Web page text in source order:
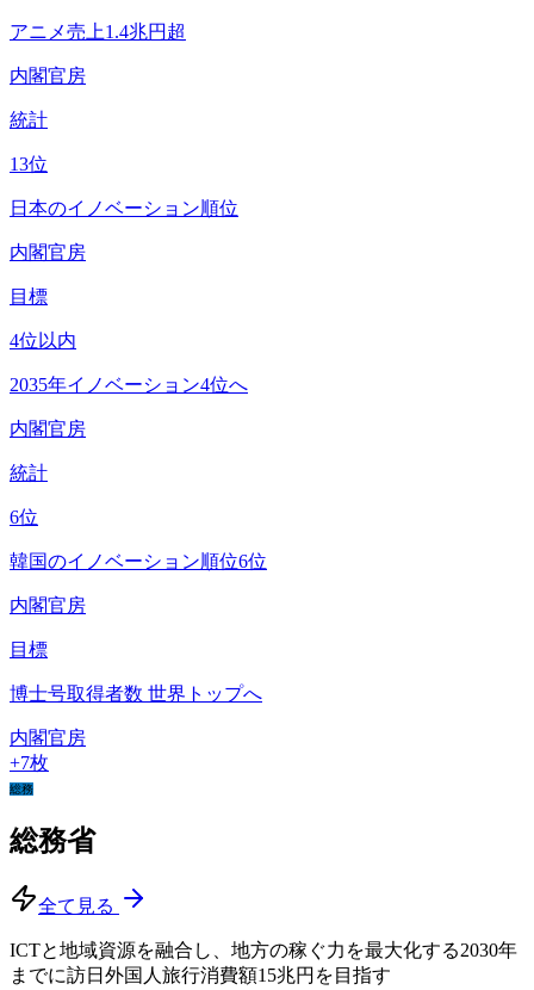
アニメ売上1.4兆円超
内閣官房
統計
13位
日本のイノベーション順位
内閣官房
目標
4位以内
2035年イノベーション4位へ
内閣官房
統計
6位
韓国のイノベーション順位6位
内閣官房
目標
博士号取得者数 世界トップへ
内閣官房
+7枚
総務
総務省
全て見る
ICTと地域資源を融合し、地方の稼ぐ力を最大化する2030年
までに訪日外国人旅行消費額15兆円を目指す